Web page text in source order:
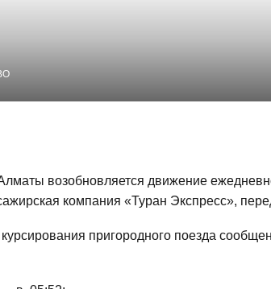
возобновляется движение
компания «Туран Экспресс»,
пригородного поезда